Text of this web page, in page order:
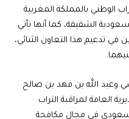
الوطني بالمملكة المغربية
الشقيقة، كما أنها تأتي
تدعيم هذا التعاون الثنائي،
وعبد الله بن فهد بن صالح
العامة لمراقبة التراب
في مجال مكافحة